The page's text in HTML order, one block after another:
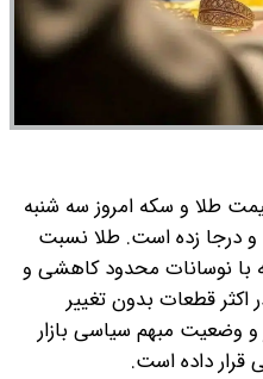
طلا و سکه امروز سه شنبه
ندارد و درجا زده است. طلا نسبت
با نوسانات محدود کاهشی و
اکثر قطعات بدون تغییر
وضعیت مبهم سیاسی بازار
قرار داده است.